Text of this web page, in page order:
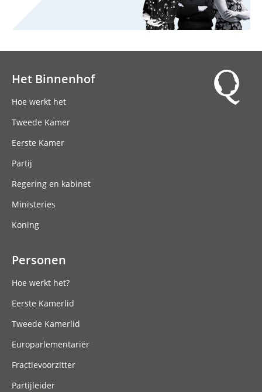
Het Binnenhof
Hoe werkt het
Tweede Kamer
Eerste Kamer
Partij
Regering en kabinet
Ministeries
Koning
Personen
Hoe werkt het?
Eerste Kamerlid
Tweede Kamerlid
Europarlementariër
Fractievoorzitter
Partijleider